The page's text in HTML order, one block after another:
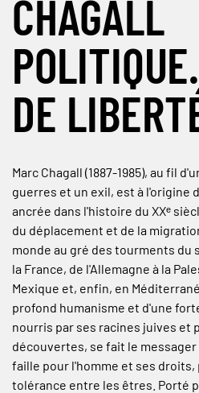
CHAGALL
DE
Marc Chagall (1887-1985), au fil
guerres et un exil, est à l'origine
ancrée dans l'histoire du XXᵉ
du déplacement et de la
monde au gré des tourments du
la France, de l'Allemagne à la
Mexique et, enfin, en
profond humanisme et d'une
nourris par ses racines juives et
découvertes, se fait le
faille pour l'homme et ses droits,
tolérance entre les êtres. Porté